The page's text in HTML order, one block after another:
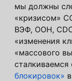
мы должны
«кризисом»
ВЭФ, ООН,
«изменения
«массового
сталкиваемся
блокировок»